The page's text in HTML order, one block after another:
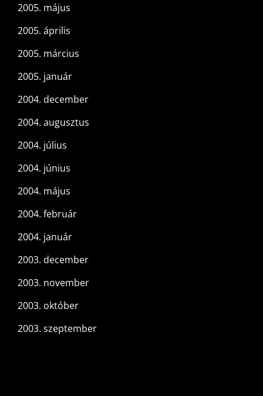
2005. május
2005. április
2005. március
2005. január
2004. december
2004. augusztus
2004. július
2004. június
2004. május
2004. február
2004. január
2003. december
2003. november
2003. október
2003. szeptember